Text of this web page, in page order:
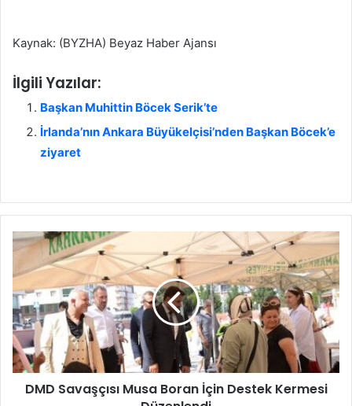
Kaynak: (BYZHA) Beyaz Haber Ajansı
İlgili Yazılar:
Başkan Muhittin Böcek Serik’te
İrlanda’nın Ankara Büyükelçisi’nden Başkan Böcek’e
ziyaret
D
D
S
a
v
a
ş
ç
DMD Savaşçısı Musa Boran İçin Destek Kermesi